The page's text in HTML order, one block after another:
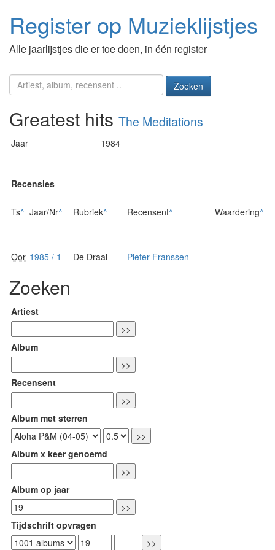
Register op Muzieklijstjes
Alle jaarlijstjes die er toe doen, in één register
Zoeken
Greatest hits The Meditations
Jaar 1984
Recensies
Ts^ Jaar/Nr^ Rubriek^ Recensent^ Waardering^
Oor 1985 / 1 De Draai Pieter Franssen
Zoeken
Artiest
Album
Recensent
Album met sterren
Album x keer genoemd
Album op jaar
Tijdschrift opvragen